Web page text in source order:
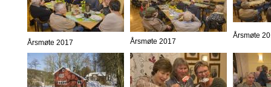
Årsmøte 2017 Årsmøte 2017
Årsmøte